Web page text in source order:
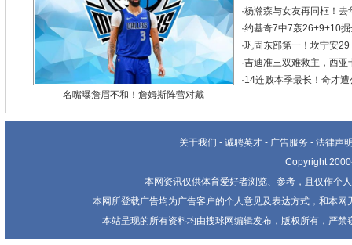
名嘴曝詹眉不和！詹姆斯阵营对戴
·杨瀚森与女友再同框！
·约基奇7中7轰26+9+10
·巩固东部第一！坎宁安
·吉迪准三双难救主，西
·14连败本季最长！奇才
关于我们 - 诚聘英才 - 广告服务 - 法律声
Copyright
本网资讯仅供体育爱好者浏览、参考，且仅作个
本网所登载广告均为广告客户的个人意见及表达方式，和本
本站呈现的所有资料均由搜球网编辑发布，版权所有，严